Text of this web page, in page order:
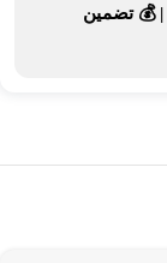
|💰 تضمین